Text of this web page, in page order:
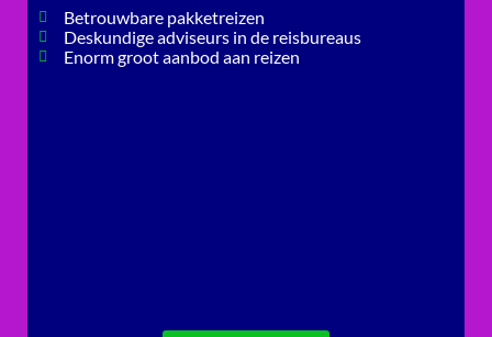
Betrouwbare pakketreizen
Deskundige adviseurs in de reisbureaus
Enorm groot aanbod aan reizen